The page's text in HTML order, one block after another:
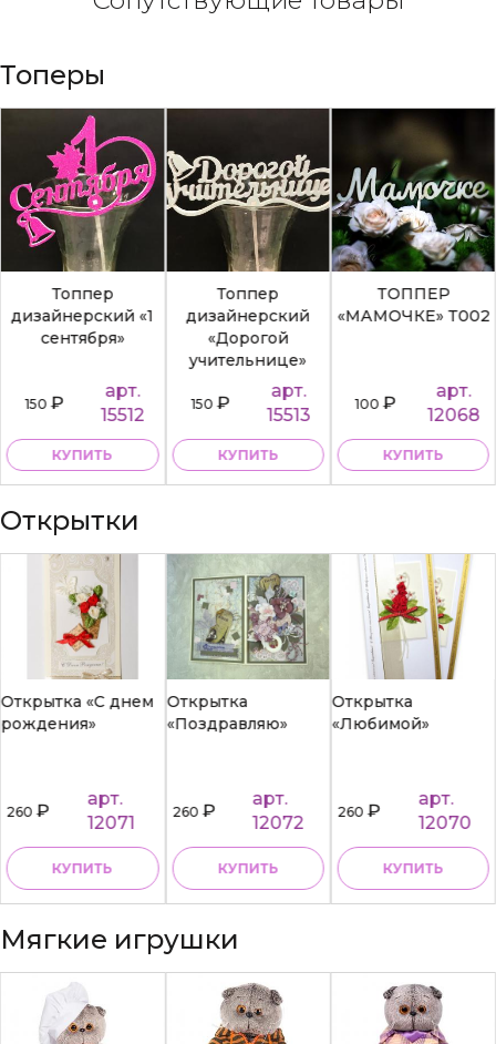
Топеры
Топпер
дизайнерский «1
сентября»
150₽
арт.
15512
КУПИТЬ
Топпер
дизайнерский
«Дорогой
учительнице»
150₽
арт.
15513
КУПИТЬ
ТОППЕР
«МАМОЧКЕ» Т002
100₽
арт.
12068
КУПИТЬ
Открытки
Открытка «С днем
рождения»
260₽
арт.
12071
КУПИТЬ
Открытка
«Поздравляю»
260₽
арт.
12072
КУПИТЬ
Открытка
«Любимой»
260₽
арт.
12070
КУПИТЬ
Мягкие игрушки